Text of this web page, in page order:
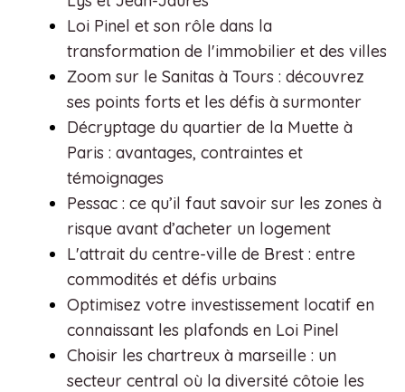
Loi Pinel et son rôle dans la
transformation de l'immobilier et des villes
Zoom sur le Sanitas à Tours : découvrez
ses points forts et les défis à surmonter
Décryptage du quartier de la Muette à
Paris : avantages, contraintes et
témoignages
Pessac : ce qu’il faut savoir sur les zones à
risque avant d’acheter un logement
L'attrait du centre-ville de Brest : entre
commodités et défis urbains
Optimisez votre investissement locatif en
connaissant les plafonds en Loi Pinel
Choisir les chartreux à marseille : un
secteur central où la diversité côtoie les